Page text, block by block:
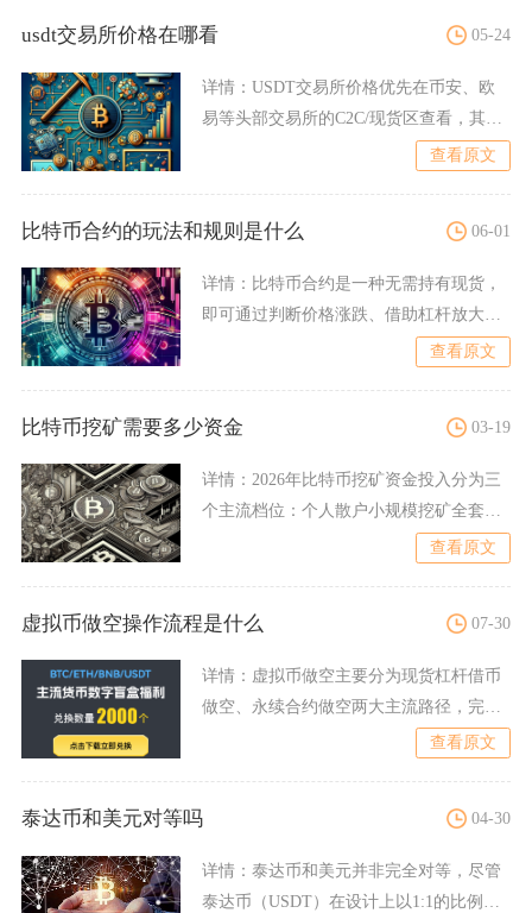
usdt交易所价格在哪看 05-24
详情： USDT交易所价格优先在币安、欧
易等头部交易所的C2C/现货区查看，其次
查看原文
比特币合约的玩法和规则是什么 06-01
详情： 比特币合约是一种无需持有现货，
即可通过判断价格涨跌、借助杠杆放大盈
查看原文
比特币挖矿需要多少资金 03-19
详情： 2026年比特币挖矿资金投入分为三
个主流档位：个人散户小规模挖矿全套投
查看原文
虚拟币做空操作流程是什么 07-30
详情： 虚拟币做空主要分为现货杠杆借币
做空、永续合约做空两大主流路径，完整
查看原文
泰达币和美元对等吗 04-30
详情： 泰达币和美元并非完全对等，尽管
泰达币（USDT）在设计上以1:1的比例锚